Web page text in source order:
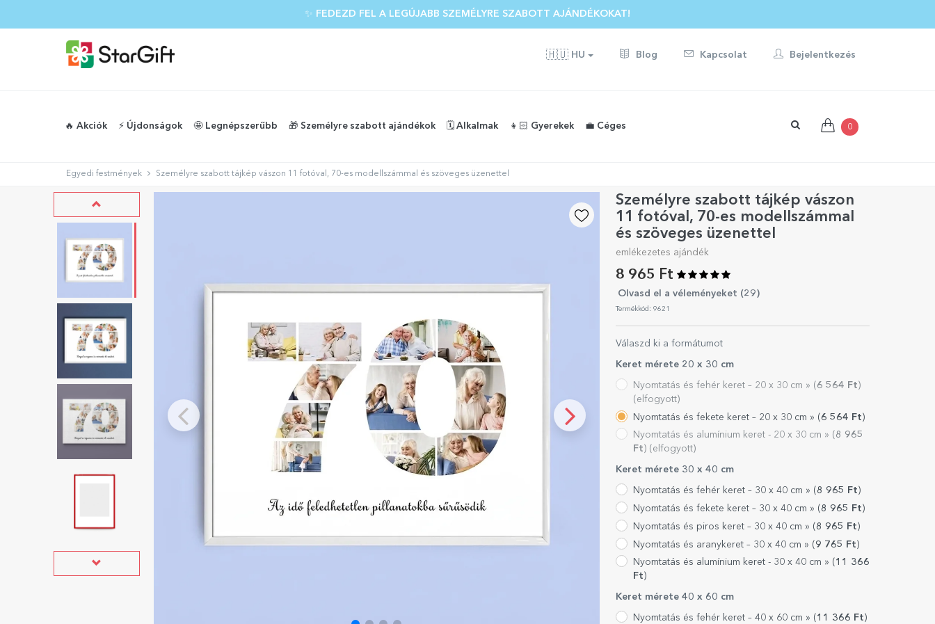
✨ FEDEZD FEL A LEGÚJABB SZEMÉLYRE SZABOTT AJÁNDÉKOKAT!
🇭🇺 HU Blog Kapcsolat Bejelentkezés
🔥 Akciók ⚡️ Újdonságok 🤩 Legnépszerűbb 🎁 Személyre szabott ajándékok 🗓️ Alkalmak 👧🏻 Gyerekek 💼 Céges 0
Egyedi festmények Személyre szabott tájkép vászon 11 fotóval, 70-es modellszámmal és szöveges üzenettel
Személyre szabott tájkép vászon
11 fotóval, 70-es modellszámmal
és szöveges üzenettel
emlékezetes ajándék
8 965 Ft
Olvasd el a véleményeket (29 )
Termékkód: 9621
Válaszd ki a formátumot
Keret mérete 20 x 30 cm
Nyomtatás és fehér keret – 20 x 30 cm » ( 6 564 Ft )
(elfogyott)
Nyomtatás és fekete keret – 20 x 30 cm » (6 564 Ft)
Nyomtatás és alumínium keret - 20 x 30 cm » (8 965
Ft) (elfogyott)
Keret mérete 30 x 40 cm
Nyomtatás és fehér keret – 30 x 40 cm » ( 8 965 Ft )
Nyomtatás és fekete keret – 30 x 40 cm » ( 8 965 Ft )
Nyomtatás és piros keret – 30 x 40 cm » (8 965 Ft)
Nyomtatás és aranykeret – 30 x 40 cm » (9 765 Ft)
Nyomtatás és alumínium keret - 30 x 40 cm » (11 366
Ft)
Keret mérete 40 x 60 cm
Nyomtatás és fehér keret – 40 x 60 cm » ( 11 366 Ft )